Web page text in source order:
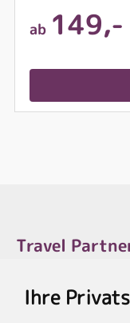
Ihre
ab
Travel
Rechtliches